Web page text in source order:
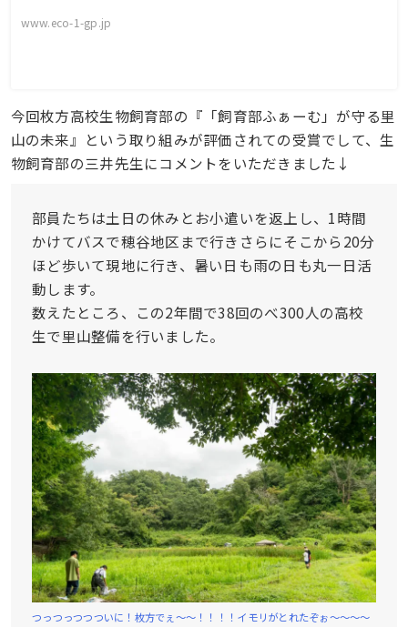
www.eco-1-gp.jp
今回枚方高校生物飼育部の『「飼育部ふぁーむ」が守る里
山の未来』という取り組みが評価されての受賞でして、生
物飼育部の三井先生にコメントをいただきました↓
部員たちは土日の休みとお小遣いを返上し、1時間
かけてバスで穂谷地区まで行きさらにそこから20分
ほど歩いて現地に行き、暑い日も雨の日も丸一日活
動します。
数えたところ、この2年間で38回のべ300人の高校
生で里山整備を行いました。
つっつっつつついに！枚方でぇ〜〜！！！！イモリがとれたぞぉ〜〜〜〜